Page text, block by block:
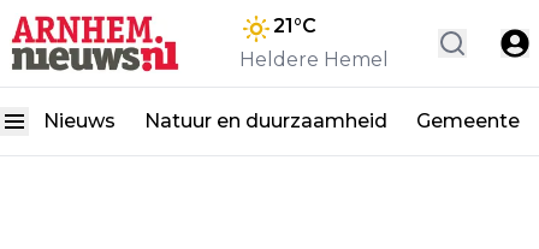
21°C
Heldere Hemel
Nieuws Natuur en duurzaamheid Gemeente